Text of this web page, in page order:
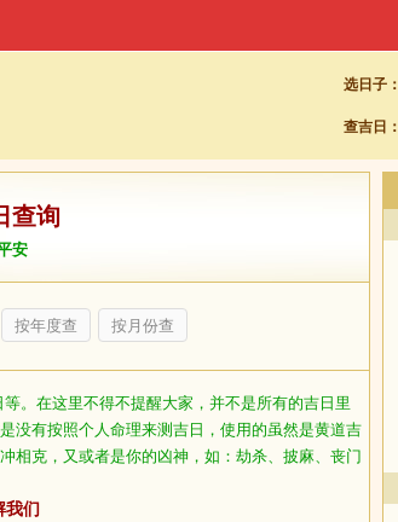
选日子：
查吉日：
查询
安
按年度查 按月份查
。在这里不得不提醒大家，并不是所有的吉日里
没有按照个人命理来测吉日，使用的虽然是黄道吉
相克，又或者是你的凶神，如：劫杀、披麻、丧门
我们